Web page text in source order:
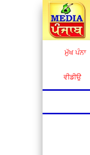
ਮੁੱਖ ਪੰਨਾ
ਵੀਡੀਉ